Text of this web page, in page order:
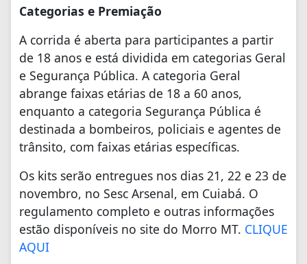
Categorias e Premiação
A corrida é aberta para participantes a partir
de 18 anos e está dividida em categorias Geral
e Segurança Pública. A categoria Geral
abrange faixas etárias de 18 a 60 anos,
enquanto a categoria Segurança Pública é
destinada a bombeiros, policiais e agentes de
trânsito, com faixas etárias específicas.
Os kits serão entregues nos dias 21, 22 e 23 de
novembro, no Sesc Arsenal, em Cuiabá. O
regulamento completo e outras informações
estão disponíveis no site do Morro MT. CLIQUE
AQUI